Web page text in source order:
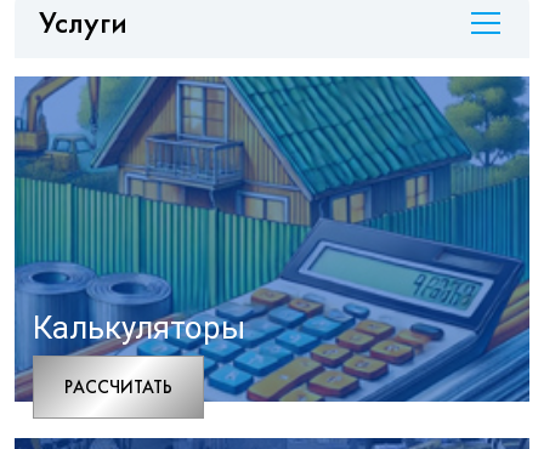
Услуги
Калькуляторы
РАCСЧИТАТЬ